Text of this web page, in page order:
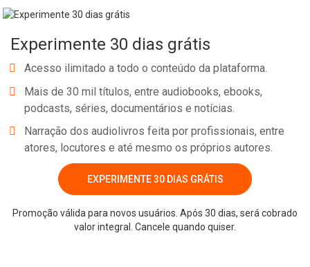
Experimente 30 dias grátis
Acesso ilimitado a todo o conteúdo da plataforma.
Mais de 30 mil títulos, entre audiobooks, ebooks,
podcasts, séries, documentários e notícias.
Narração dos audiolivros feita por profissionais, entre
atores, locutores e até mesmo os próprios autores.
EXPERIMENTE 30 DIAS GRÁTIS
Promoção válida para novos usuários. Após 30 dias, será cobrado
valor integral. Cancele quando quiser.